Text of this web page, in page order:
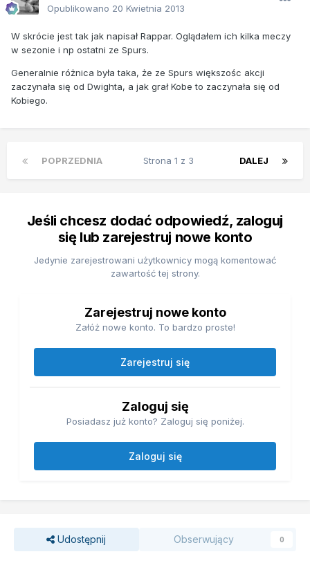
Opublikowano 20 Kwietnia 2013
W skrócie jest tak jak napisał Rappar. Oglądałem ich kilka meczy
w sezonie i np ostatni ze Spurs.
Generalnie różnica była taka, że ze Spurs większośc akcji
zaczynała się od Dwighta, a jak grał Kobe to zaczynała się od
Kobiego.
POPRZEDNIA DALEJ
Strona 1 z 3
Jeśli chcesz dodać odpowiedź, zaloguj
się lub zarejestruj nowe konto
Jedynie zarejestrowani użytkownicy mogą komentować
zawartość tej strony.
Zarejestruj nowe konto
Załóż nowe konto. To bardzo proste!
Zarejestruj się
Zaloguj się
Posiadasz już konto? Zaloguj się poniżej.
Zaloguj się
Udostępnij Obserwujący 0